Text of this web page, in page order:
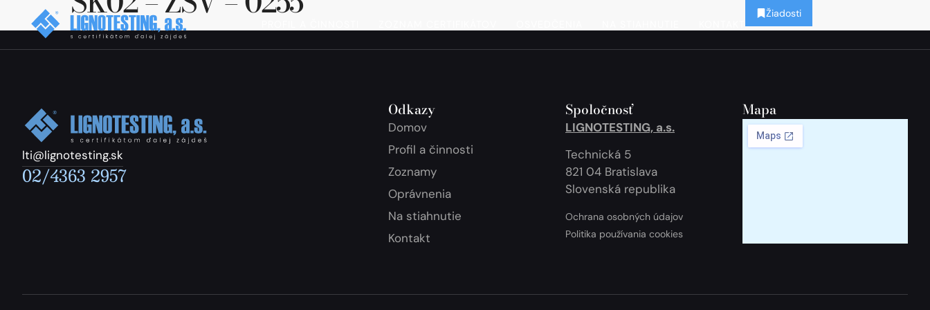
Žiadosti
lti@lignotesting.sk
02/4363 2957
Odkazy
Domov
Profil a činnosti
Zoznamy
Oprávnenia
Na stiahnutie
Kontakt
Spoločnosť
LIGNOTESTING, a.s.
Technická 5
821 04 Bratislava
Slovenská republika
Ochrana osobných údajov
Politika používania cookies
Mapa